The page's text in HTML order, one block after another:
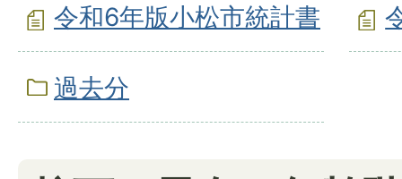
令和6年版小松市統計書
過去分